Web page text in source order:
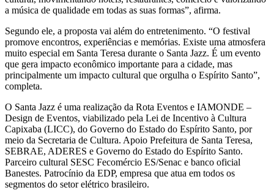
a música de qualidade em todas as suas formas”, afirma.
Segundo ele, a proposta vai além do entretenimento. “O festival
promove encontros, experiências e memórias. Existe uma atmosfera
muito especial em Santa Teresa durante o Santa Jazz. É um evento
que gera impacto econômico importante para a cidade, mas
principalmente um impacto cultural que orgulha o Espírito Santo”,
completa.
O Santa Jazz é uma realização da Rota Eventos e IAMONDE –
Design de Eventos, viabilizado pela Lei de Incentivo à Cultura
Capixaba (LICC), do Governo do Estado do Espírito Santo, por
meio da Secretaria de Cultura. Apoio Prefeitura de Santa Teresa,
SEBRAE, ADERES e Governo do Estado do Espírito Santo.
Parceiro cultural SESC Fecomércio ES/Senac e banco oficial
Banestes. Patrocínio da EDP, empresa que atua em todos os
segmentos do setor elétrico brasileiro.